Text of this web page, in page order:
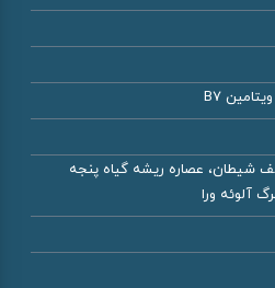
شیطان، عصاره ریشه گیاه پنجه
آلوئه ورا